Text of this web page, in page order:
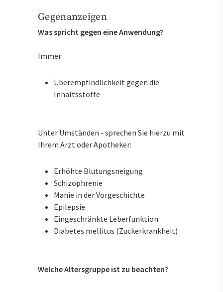
Gegenanzeigen
Was spricht gegen eine Anwendung?
Immer:
Überempfindlichkeit gegen die
Inhaltsstoffe
Unter Umständen - sprechen Sie hierzu mit
Ihrem Arzt oder Apotheker:
Erhöhte Blutungsneigung
Schizophrenie
Manie in der Vorgeschichte
Epilepsie
Eingeschränkte Leberfunktion
Diabetes mellitus (Zuckerkrankheit)
Welche Altersgruppe ist zu beachten?